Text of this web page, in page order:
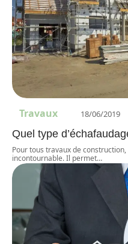
Travaux 18/06/2019
Quel type
Pour tous travaux de
incontournable. Il permet…